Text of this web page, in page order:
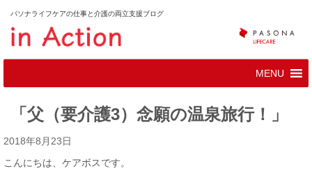
パソナライフケアの仕事と介護の両立支援ブログ
「父（要介護3）念願の温泉旅行！」
2018年8月23日
こんにちは、ケアボスです。